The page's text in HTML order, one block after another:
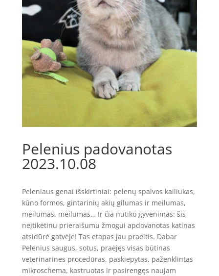
Pelenius padovanotas
2023.10.08
Peleniaus genai išskirtiniai: pelenų spalvos kailiukas,
kūno formos, gintarinių akių gilumas ir meilumas,
meilumas, meilumas… Ir čia nutiko gyvenimas: šis
neįtikėtinu prieraišumu žmogui apdovanotas katinas
atsidūrė gatvėje! Tas etapas jau praeitis. Dabar
Pelenius saugus, sotus, praėjęs visas būtinas
veterinarines procedūras, paskiepytas, paženklintas
mikroschema, kastruotas ir pasirengęs naujam